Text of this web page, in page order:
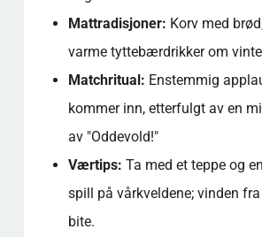
Mattradisjoner: Korv med
varme tyttebærdrikker om
Matchritual: Enstemmig
kommer inn, etterfulgt av en
av "Oddevold!"
Værtips: Ta med et teppe og
spill på vårkveldene; vinden
bite.